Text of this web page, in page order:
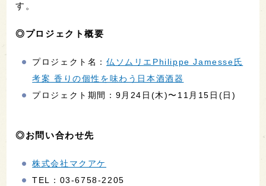
す。
◎プロジェクト概要
プロジェクト名：仏ソムリエPhilippe Jamesse氏
考案 香りの個性を味わう日本酒酒器
プロジェクト期間：9月24日(木)〜11月15日(日)
◎お問い合わせ先
株式会社マクアケ
TEL：03-6758-2205